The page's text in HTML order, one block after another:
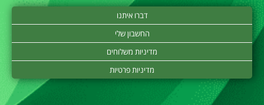
דברו איתנו
החשבון שלי
מדיניות משלוחים
מדיניות פרטיות